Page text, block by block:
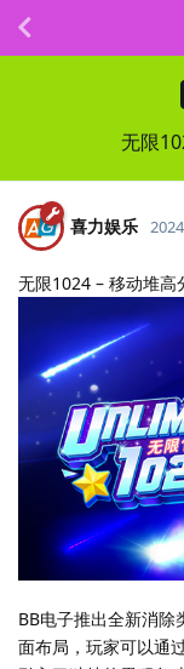
无限
喜力娱乐
无限1024 – 移动堆高
BB电子推出全新消
面布局，玩家可以通